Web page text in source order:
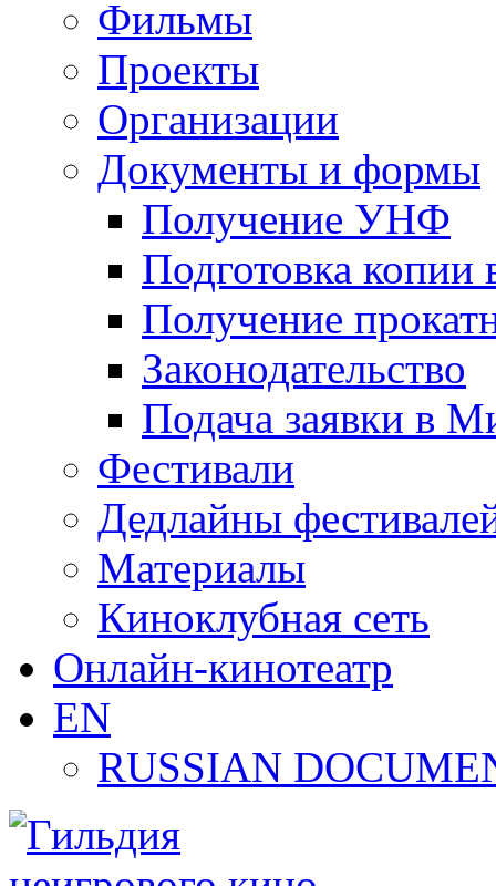
Фильмы
Проекты
Организации
Документы и формы
Получение УНФ
Подготовка копии
Получение
Законодательство
Подача заявки в
Фестивали
Дедлайны
Материалы
Киноклубная сеть
Онлайн-кинотеатр
EN
RUSSIAN